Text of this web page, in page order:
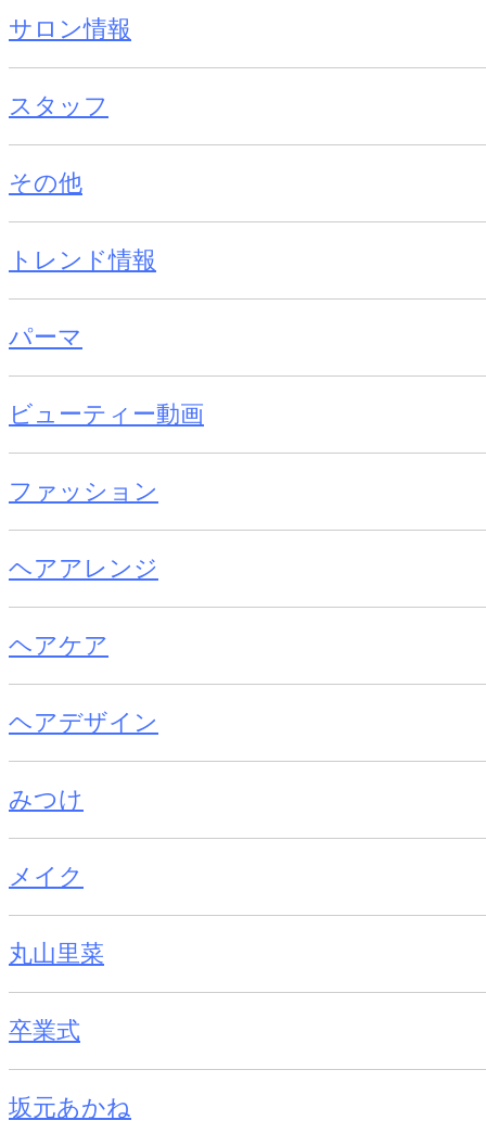
サロン情報
スタッフ
その他
トレンド情報
パーマ
ビューティー動画
ファッション
ヘアアレンジ
ヘアケア
ヘアデザイン
みつけ
メイク
丸山里菜
卒業式
坂元あかね